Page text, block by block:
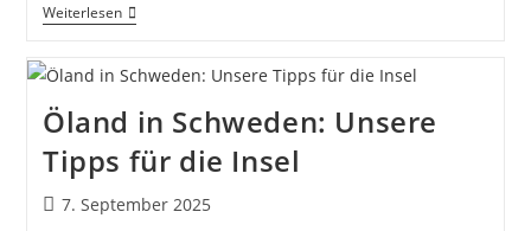
WeiterlesenAuszeit
Im
Lüneburger
Heide
Öland in Schweden: Unsere
Tipps für die Insel
Beitrag
7. September 2025